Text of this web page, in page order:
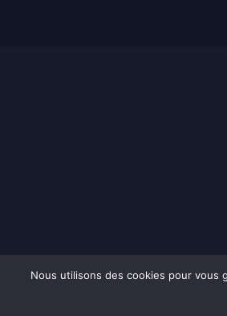
Nous utilisons des cookies pour vous